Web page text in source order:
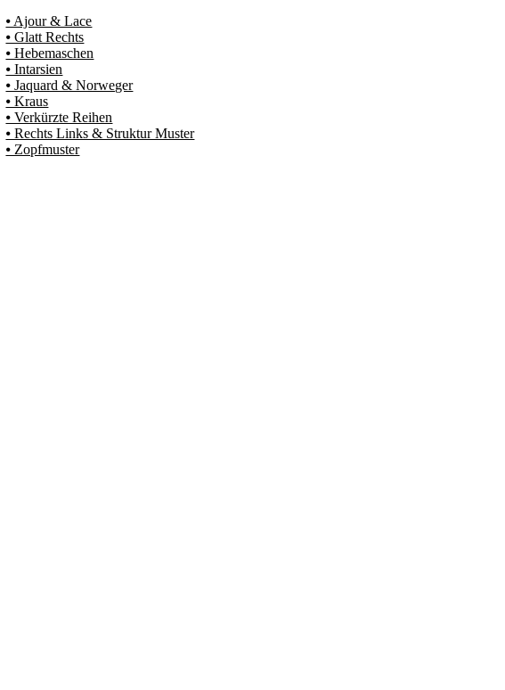
⦁ Ajour & Lace
⦁ Glatt Rechts
⦁ Hebemaschen
⦁ Intarsien
⦁ Jaquard & Norweger
⦁ Kraus
⦁ Verkürzte Reihen
⦁ Rechts Links & Struktur Muster
⦁ Zopfmuster